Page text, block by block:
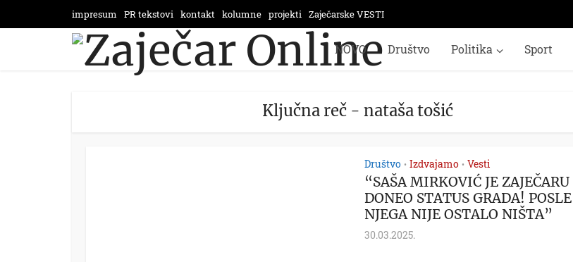
impresum PR tekstovi kontakt kolumne projekti Zaječarske VESTI
NOVO Društvo Politika Sport
Ključna reč - nataša tošić
Društvo • Izdvajamo • Vesti
“SAŠA MIRKOVIĆ JE ZAJEČARU
DONEO STATUS GRADA! POSLE
NJEGA NIJE OSTALO NIŠTA”
30.03.2025.